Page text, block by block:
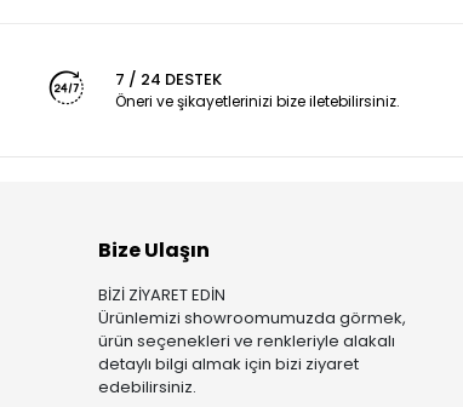
7 / 24 DESTEK
Öneri ve şikayetlerinizi bize iletebilirsiniz.
Bize Ulaşın
BİZİ ZİYARET EDİN
Ürünlemizi showroomumuzda görmek,
ürün seçenekleri ve renkleriyle alakalı
detaylı bilgi almak için bizi ziyaret
edebilirsiniz.